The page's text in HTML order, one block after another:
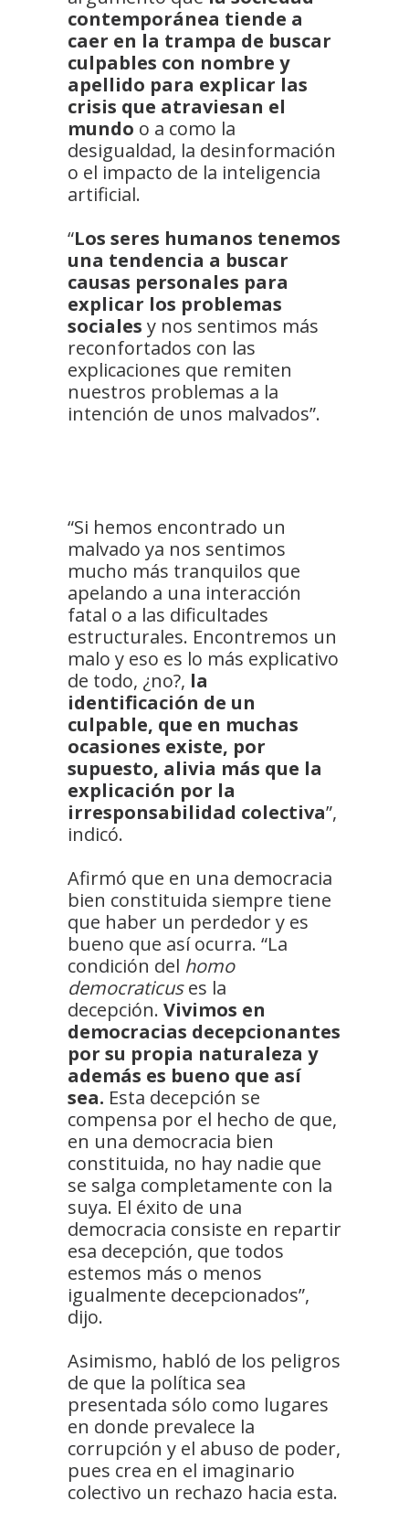
contemporánea tiende a
caer en la trampa de buscar
culpables con nombre y
apellido para explicar las
crisis que atraviesan el
mundo o a como la
desigualdad, la desinformación
o el impacto de la inteligencia
artificial.
“Los seres humanos tenemos
una tendencia a buscar
causas personales para
explicar los problemas
sociales y nos sentimos más
reconfortados con las
explicaciones que remiten
nuestros problemas a la
intención de unos malvados”.
“Si hemos encontrado un
malvado ya nos sentimos
mucho más tranquilos que
apelando a una interacción
fatal o a las dificultades
estructurales. Encontremos un
malo y eso es lo más explicativo
de todo, ¿no?, la
identificación de un
culpable, que en muchas
ocasiones existe, por
supuesto, alivia más que la
explicación por la
irresponsabilidad colectiva”,
indicó.
Afirmó que en una democracia
bien constituida siempre tiene
que haber un perdedor y es
bueno que así ocurra. “La
condición del homo
democraticuses la
decepción. Vivimos en
democracias decepcionantes
por su propia naturaleza y
además es bueno que así
sea. Esta decepción se
compensa por el hecho de que,
en una democracia bien
constituida, no hay nadie que
se salga completamente con la
suya. El éxito de una
democracia consiste en repartir
esa decepción, que todos
estemos más o menos
igualmente decepcionados”,
dijo.
Asimismo, habló de los peligros
de que la política sea
presentada sólo como lugares
en donde prevalece la
corrupción y el abuso de poder,
pues crea en el imaginario
colectivo un rechazo hacia esta.